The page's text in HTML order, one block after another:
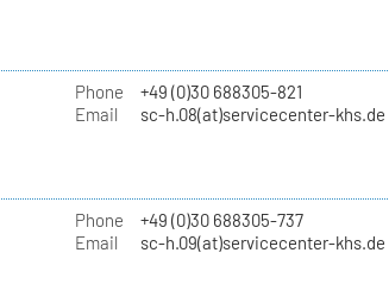
Phone
+49 (0)30 688305-821
Email
sc-h.08(at)servicecenter-khs.de
Phone
+49 (0)30 688305-737
Email
sc-h.09(at)servicecenter-khs.de